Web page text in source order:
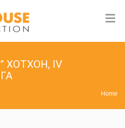
ХОТХОН, IV
Home